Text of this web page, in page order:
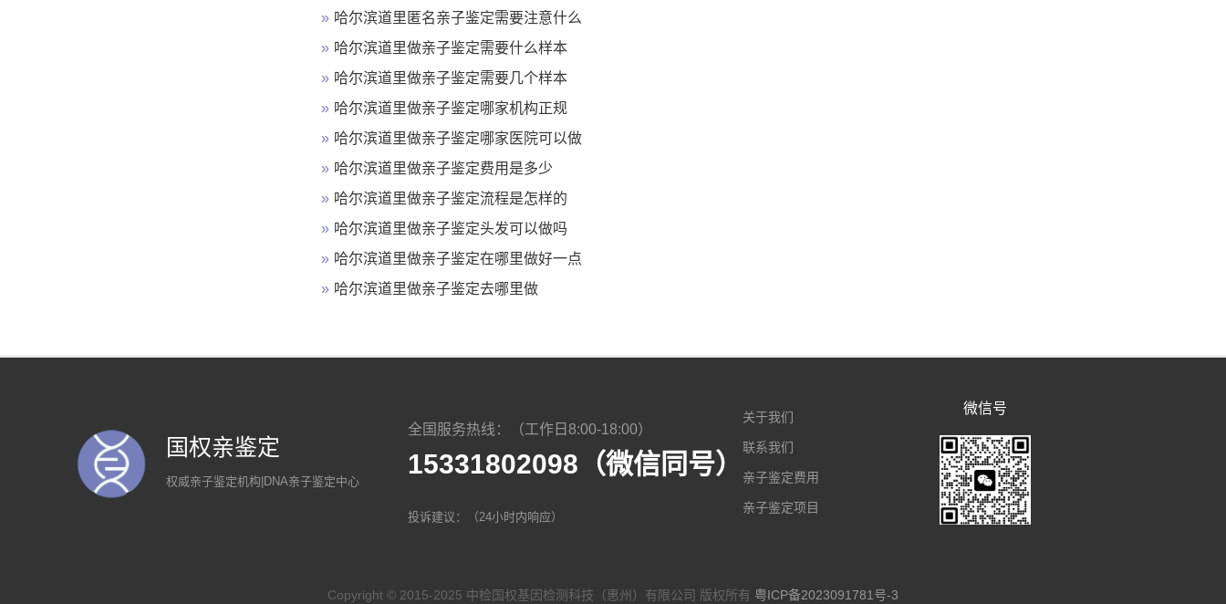
» 哈尔滨道里匿名亲子鉴定需要注意什么
» 哈尔滨道里做亲子鉴定需要什么样本
» 哈尔滨道里做亲子鉴定需要几个样本
» 哈尔滨道里做亲子鉴定哪家机构正规
» 哈尔滨道里做亲子鉴定哪家医院可以做
» 哈尔滨道里做亲子鉴定费用是多少
» 哈尔滨道里做亲子鉴定流程是怎样的
» 哈尔滨道里做亲子鉴定头发可以做吗
» 哈尔滨道里做亲子鉴定在哪里做好一点
» 哈尔滨道里做亲子鉴定去哪里做
国权亲鉴定
权威亲子鉴定机构|DNA亲子鉴定中心
全国服务热线：（工作日8:00-18:00）
15331802098（微信同号）
投诉建议：（24小时内响应）
关于我们
联系我们
亲子鉴定费用
亲子鉴定项目
微信号
Copyright © 2015-2025 中检国权基因检测科技（惠州）有限公司 版权所有 粤ICP备2023091781号-3